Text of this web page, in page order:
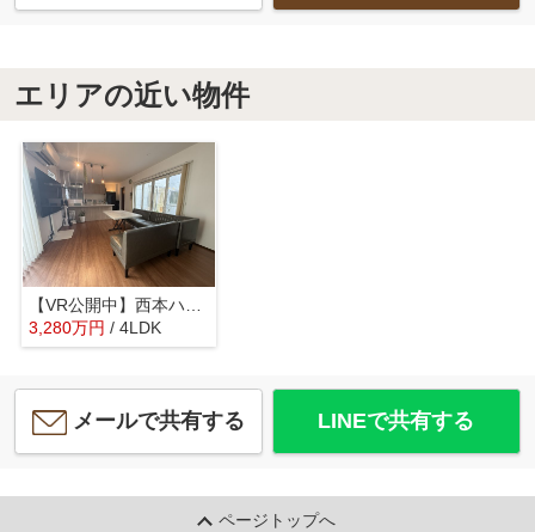
エリアの近い物件
3,280万円 / 4LDK
メールで共有する LINEで共有する
ページトップへ